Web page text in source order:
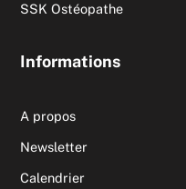
SSK Ostéopathe
Informations
A propos
Newsletter
Calendrier